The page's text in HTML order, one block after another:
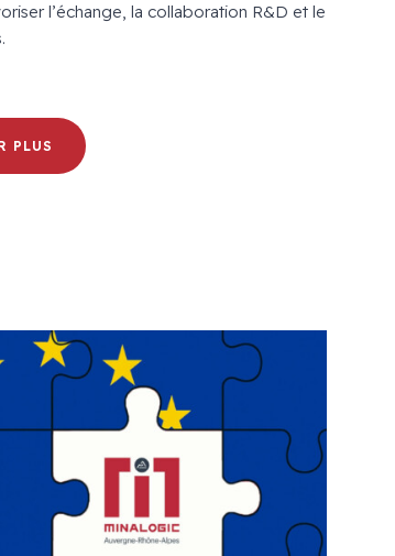
l’échange, la collaboration R&D et le
PLUS